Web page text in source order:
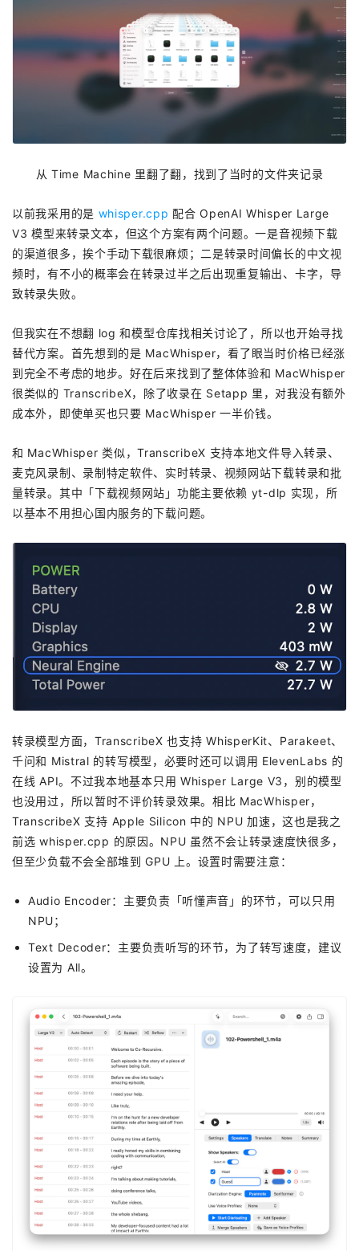
从 Time Machine 里翻了翻，找到了当时的文件夹记录
以前我采用的是 whisper.cpp 配合 OpenAI Whisper Large
V3 模型来转录文本，但这个方案有两个问题。一是音视频下载
的渠道很多，挨个手动下载很麻烦；二是转录时间偏长的中文视
频时，有不小的概率会在转录过半之后出现重复输出、卡字，导
致转录失败。
但我实在不想翻 log 和模型仓库找相关讨论了，所以也开始寻找
替代方案。首先想到的是 MacWhisper，看了眼当时价格已经涨
到完全不考虑的地步。好在后来找到了整体体验和 MacWhisper
很类似的 TranscribeX，除了收录在 Setapp 里，对我没有额外
成本外，即使单买也只要 MacWhisper 一半价钱。
和 MacWhisper 类似，TranscribeX 支持本地文件导入转录、
麦克风录制、录制特定软件、实时转录、视频网站下载转录和批
量转录。其中「下载视频网站」功能主要依赖 yt-dlp 实现，所
以基本不用担心国内服务的下载问题。
转录模型方面，TranscribeX 也支持 WhisperKit、Parakeet、
千问和 Mistral 的转写模型，必要时还可以调用 ElevenLabs 的
在线 API。不过我本地基本只用 Whisper Large V3，别的模型
也没用过，所以暂时不评价转录效果。相比 MacWhisper，
TranscribeX 支持 Apple Silicon 中的 NPU 加速，这也是我之
前选 whisper.cpp 的原因。NPU 虽然不会让转录速度快很多，
但至少负载不会全部堆到 GPU 上。设置时需要注意：
Audio Encoder：主要负责「听懂声音」的环节，可以只用
NPU；
Text Decoder：主要负责听写的环节，为了转写速度，建议
设置为 All。